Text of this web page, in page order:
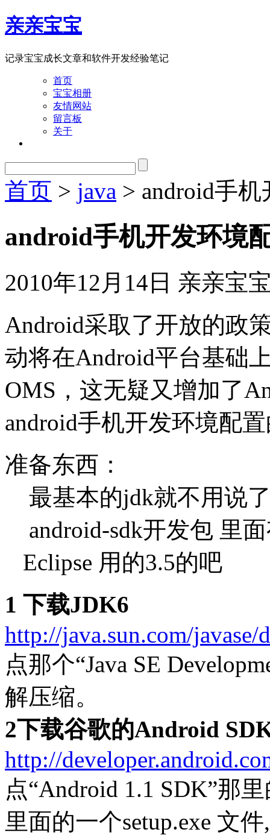
亲亲宝宝
记录宝宝成长文章和软件开发经验笔记
首页
宝宝相册
友情网站
留言板
关于
首页 > java > android手
android手机开发环境
2010年12月14日 亲亲宝
Android采取了开放的政
动将在Android平台基础
OMS，这无疑又增加了
android手机开发环境配
准备东西：
最基本的jdk就不用说
android-sdk开发包 里面
Eclipse 用的3.5的吧
1 下载JDK6
http://java.sun.com/javase/
点那个“Java SE
解压缩。
2下载谷歌的Android
http://
点“Android 1.1 SDK”那
里面的一个setup.exe 文